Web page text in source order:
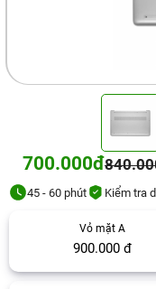
700.000đ
45 - 60 phút Kiểm tra
Vỏ mặt A
900.000 đ